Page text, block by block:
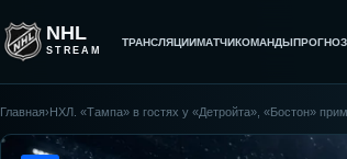
NHL
STREAM
ТРАНСЛЯЦИИМАТЧИКОМАНДЫ
Главная›НХЛ. «Тампа» в гостях у «Детройта», «Бостон»